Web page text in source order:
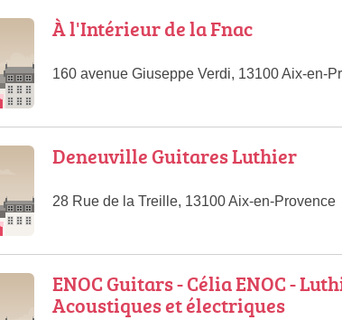
À l'Intérieur de la Fnac
160 avenue Giuseppe Verdi, 13100 Aix-en-
Deneuville Guitares Luthier
28 Rue de la Treille, 13100 Aix-en-Provence
ENOC Guitars - Célia ENOC -
Acoustiques et électriques